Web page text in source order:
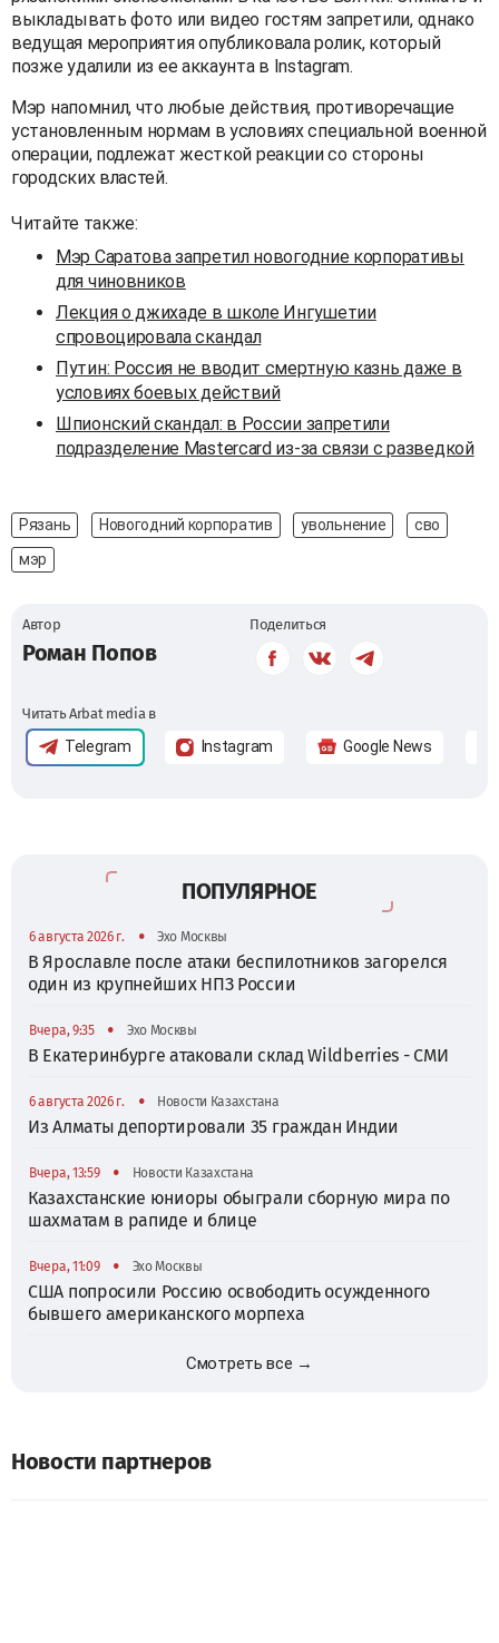
выкладывать фото или видео гостям запретили, однако
ведущая мероприятия опубликовала ролик, который
позже удалили из ее аккаунта в Instagram.
Мэр напомнил, что любые действия, противоречащие
установленным нормам в условиях специальной военной
операции, подлежат жесткой реакции со стороны
городских властей.
Читайте также:
Мэр Саратова запретил новогодние корпоративы
для чиновников
Лекция о джихаде в школе Ингушетии
спровоцировала скандал
Путин: Россия не вводит смертную казнь даже в
условиях боевых действий
Шпионский скандал: в России запретили
подразделение Mastercard из-за связи с разведкой
Рязань Новогодний корпоратив увольнение
сво
мэр
Автор
Роман Попов
Поделиться
Читать Arbat media в
Telegram Instagram Google News
ПОПУЛЯРНОЕ
6 августа 2026 г. • Эхо Москвы
В Ярославле после атаки беспилотников загорелся
один из крупнейших НПЗ России
Вчера, 9:35 • Эхо Москвы
В Екатеринбурге атаковали склад Wildberries - СМИ
6 августа 2026 г. • Новости Казахстана
Из Алматы депортировали 35 граждан Индии
Вчера, 13:59 • Новости Казахстана
Казахстанские юниоры обыграли сборную мира по
шахматам в рапиде и блице
Вчера, 11:09 • Эхо Москвы
США попросили Россию освободить осужденного
бывшего американского морпеха
Смотреть все →
Новости партнеров